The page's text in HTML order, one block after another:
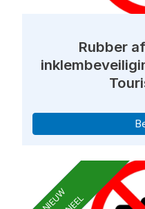
Rubber
NIEUW